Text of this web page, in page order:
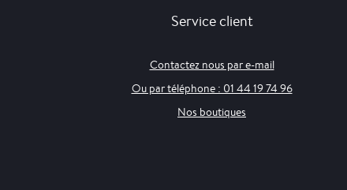
Service client
Contactez nous par e-mail
Ou par téléphone : 01 44 19 74 96
Nos boutiques